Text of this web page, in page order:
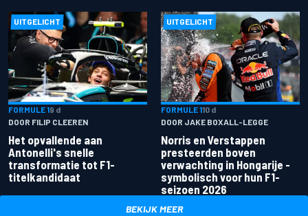
UITGELICHT
FORMULE 19 d
DOOR FILIP CLEEREN
Het opvallende aan
Antonelli's snelle
transformatie tot F1-
titelkandidaat
UITGELICHT
FORMULE 110 d
DOOR JAKE BOXALL-LEGGE
Norris en Verstappen
presteerden boven
verwachting in Hongarije -
symbolisch voor hun F1-
seizoen 2026
BEKIJK MEER